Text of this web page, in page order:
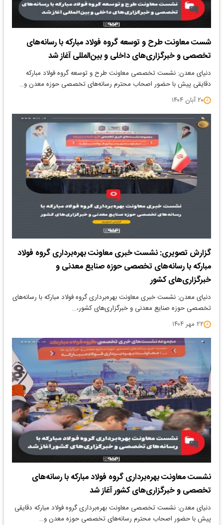
شست معاونت طرح و توسعه گروه فولاد مبارکه با رسانه‌های
تخصصی و خبرگزاری‌های داخلی و بین‌المللی آغاز شد
دنیای معدن: نشست تخصصی معاونت طرح و توسعه گروه فولاد مبارکه
دقایقی پیش با حضور اصحاب محترم رسانه‌های تخصصی حوزه معدن و…
۲۰ آبان ۱۴۰۴
گزارش تصویری: نشست خبری معاونت بهره‌برداری گروه فولاد
مبارکه با رسانه‌های تخصصی حوزه صنایع معدنی و
خبرگزاری‌های کشور
دنیای معدن: نشست خبری معاونت بهره‌برداری گروه فولاد مبارکه با رسانه‌های
تخصصی حوزه صنایع معدنی و خبرگزاری‌های کشور،…
۲۲ مهر ۱۴۰۴
نشست معاونت بهره‌برداری گروه فولاد مبارکه با رسانه‌های
تخصصی و خبرگزاری‌های کشور آغاز شد
دنیای معدن: نشست تخصصی معاونت بهره‌برداری گروه فولاد مبارکه دقایقی
پیش با حضور اصحاب محترم رسانه‌های تخصصی حوزه معدن و…